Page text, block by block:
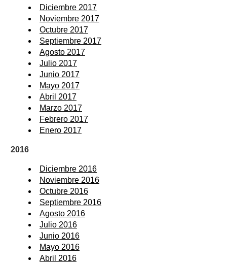
Diciembre 2017
Noviembre 2017
Octubre 2017
Septiembre 2017
Agosto 2017
Julio 2017
Junio 2017
Mayo 2017
Abril 2017
Marzo 2017
Febrero 2017
Enero 2017
2016
Diciembre 2016
Noviembre 2016
Octubre 2016
Septiembre 2016
Agosto 2016
Julio 2016
Junio 2016
Mayo 2016
Abril 2016